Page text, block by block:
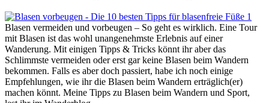
Blasen vermeiden und vorbeugen – So geht es wirklich. Eine Tour
mit Blasen ist das wohl unangenehmste Erlebnis auf einer
Wanderung. Mit einigen Tipps & Tricks könnt ihr aber das
Schlimmste vermeiden oder erst gar keine Blasen beim Wandern
bekommen. Falls es aber doch passiert, habe ich noch einige
Empfehlungen, wie ihr die Blasen beim Wandern erträglich(er)
machen könnt. Meine Tipps zu Blasen beim Wandern und Sport,